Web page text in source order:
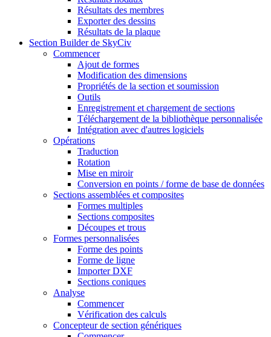
Résultats des membres
Exporter des dessins
Résultats de la plaque
Section Builder de SkyCiv
Commencer
Ajout de formes
Modification des dimensions
Propriétés de la section et soumission
Outils
Enregistrement et chargement de sections
Téléchargement de la bibliothèque personnalisée
Intégration avec d'autres logiciels
Opérations
Traduction
Rotation
Mise en miroir
Conversion en points / forme de base de données
Sections assemblées et composites
Formes multiples
Sections composites
Découpes et trous
Formes personnalisées
Forme des points
Forme de ligne
Importer DXF
Sections coniques
Analyse
Commencer
Vérification des calculs
Concepteur de section génériques